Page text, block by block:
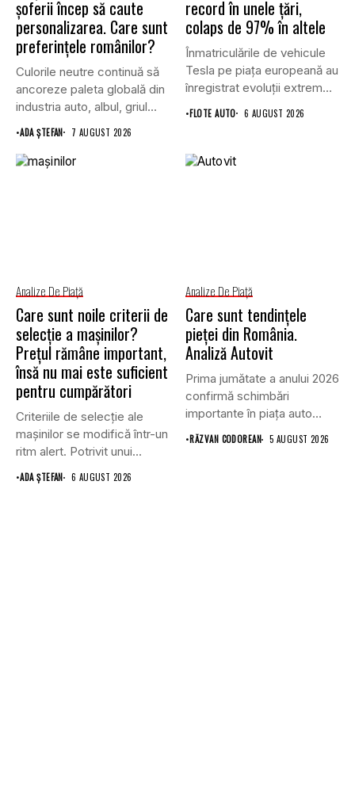
șoferii încep să caute
personalizarea. Care sunt
preferințele românilor?
Culorile neutre continuă să
ancoreze paleta globală din
industria auto, albul, griul...
•ADA ȘTEFAN 7 AUGUST 2026
record în unele țări,
colaps de 97% în altele
Înmatriculările de vehicule
Tesla pe piața europeană au
înregistrat evoluții extrem
de...
•FLOTE AUTO 6 AUGUST 2026
Analize De Piață
Care sunt noile criterii de
selecție a mașinilor?
Prețul rămâne important,
însă nu mai este suficient
pentru cumpărători
Criteriile de selecție ale
mașinilor se modifică într-un
ritm alert. Potrivit unui...
•ADA ȘTEFAN 6 AUGUST 2026
Analize De Piață
Care sunt tendințele
pieței din România.
Analiză Autovit
Prima jumătate a anului 2026
confirmă schimbări
importante în piața auto
din...
•RĂZVAN CODOREAN 5 AUGUST 2026